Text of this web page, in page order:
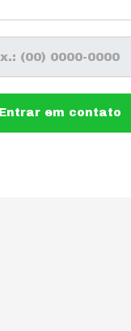
Entrar em contato